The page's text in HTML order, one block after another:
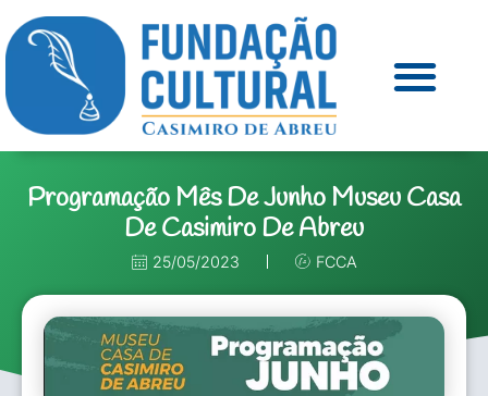
Programação Mês De Junho Museu Casa
De Casimiro De Abreu
25/05/2023 FCCA